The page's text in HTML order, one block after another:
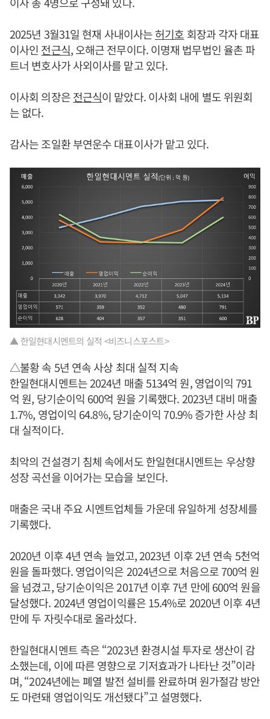
2025년 3월31일 현재 사내이사는허기호 회장과 각자 대표
이사인 전근식, 오해근 전무이다. 이명재 법무법인 율촌 파
트너 변호사가 사외이사를 맡고 있다.
이사회 의장은전근식이 맡았다. 이사회 내에 별도 위원회
는 없다.
감사는 조일환 부연운수 대표이사가 맡고 있다.
▲ 한일현대시멘트의 실적 <비즈니스포스트>
△불황 속 5년 연속 사상 최대 실적 지속
한일현대시멘트는 2024년 매출 5134억 원, 영업이익 791
억 원, 당기순이익 600억 원을 기록했다. 2023년 대비 매출
1.7%, 영업이익 64.8%, 당기순이익 70.9% 증가한 사상 최
대 실적이다.
최악의 건설경기 침체 속에서도 한일현대시멘트는 우상향
성장 곡선을 이어가는 모습을 보인다.
매출은 국내 주요 시멘트업체들 가운데 유일하게 성장세를
기록했다.
2020년 이후 4년 연속 늘었고, 2023년 이후 2년 연속 5천억
원을 돌파했다. 영업이익은 2024년으로 처음으로 700억 원
을 넘겼고, 당기순이익은 2017년 이후 7년 만에 600억 원을
달성했다. 2024년 영업이익률은 15.4%로 2020년 이후 4년
만에 두 자릿수대로 올라섰다.
한일현대시멘트 측은 “2023년 환경시설 투자로 생산이 감
소했는데, 이에 따른 영향으로 기저효과가 나타난 것”이라
며, “2024년에는 폐열 발전 설비를 완료하며 원가절감 방안
도 마련돼 영업이익도 개선됐다”고 설명했다.